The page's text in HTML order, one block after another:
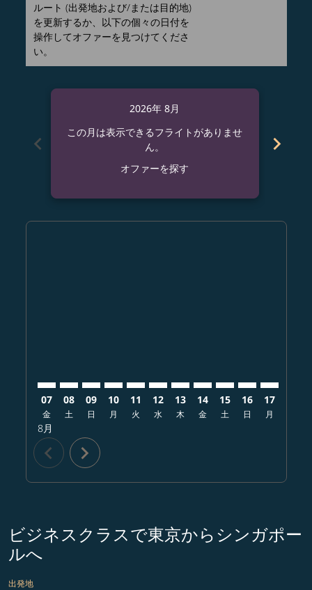
ルート (出発地および/または目的地)
を更新するか、以下の個々の日付を
操作してオファーを見つけてくださ
い。
chevron_left
2026年 8月
この月は表示できるフライトがありませ
ん。
オファーを探す
chevron_right
07
金
8月
08
土
09
日
10
月
11
火
12
水
13
木
14
金
15
土
16
日
17
月
chevron_left chevron_right
ビジネスクラスで東京からシンガポー
ルへ
出発地